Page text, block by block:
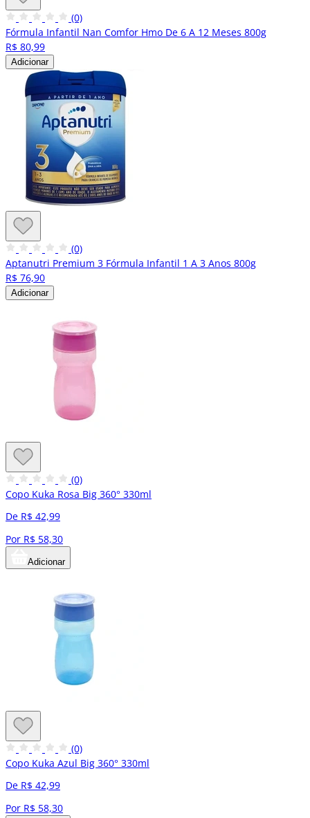
(0)
Fórmula Infantil Nan Comfor Hmo De 6 A 12 Meses 800g
R$ 80,99
Adicionar
(0)
Aptanutri Premium 3 Fórmula Infantil 1 A 3 Anos 800g
R$ 76,90
Adicionar
(0)
Copo Kuka Rosa Big 360° 330ml
De R$ 42,99
Por R$ 58,30
Adicionar
(0)
Copo Kuka Azul Big 360° 330ml
De R$ 42,99
Por R$ 58,30